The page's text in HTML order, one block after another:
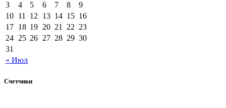
« Июл
3
4 5 6 7 8
9
10 11 12 13 14 15 16
17 18 19 20 21 22 23
24 25 26 27 28 29 30
31
Счетчики